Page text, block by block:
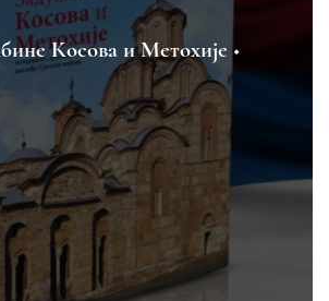
Косова и Метохије ◆